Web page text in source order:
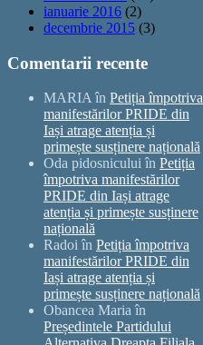
ianuarie 2016 (2)
decembrie 2015 (3)
Comentarii recente
MARIA în Petiția împotriva
manifestărilor PRIDE din
Iași atrage atenția și
primește susținere națională
Oda pidosnicului în Petiția
împotriva manifestărilor
PRIDE din Iași atrage
atenția și primește susținere
națională
Radoi în Petiția împotriva
manifestărilor PRIDE din
Iași atrage atenția și
primește susținere națională
Obancea Maria în
Președintele Partidului